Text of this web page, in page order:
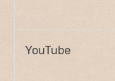
YouTube